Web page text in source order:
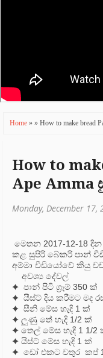
Home » » How to make bread
How to
Ape Amma
Monday, December
මෙතන 2017-12-18
කළ සුපිරි බේකරි පාන්
අම්මා වීඩියෝවේ කියු
අවශ්‍ය දේවල්
✦ පාන් පිටි ග්‍රෑම් 350 ක්‌
✦ යීස්ට් දිය කරීමට මද
✦ සීනි මේස හැදි 1 ක්‌
✦ ලුණු තේ හැදි 1/2 ක්‌
✦ තෙල් මේස හැදි 1 1/2
✦ යිස්ට් මේස හැදි 1 ක්‌
✦ ඩෝ එකට වතුර කප්